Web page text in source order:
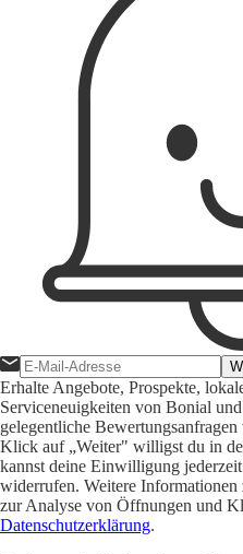
Erhalte Angebote, Prospekte,
Serviceneuigkeiten von Bonial
gelegentliche
Klick auf „Weiter" willigst du in
kannst deine Einwilligung
widerrufen. Weitere
zur Analyse von Öffnungen und
Datenschutzerklärung.